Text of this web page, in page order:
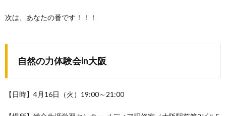
次は、あなたの番です！！！
自然の力体験会in大阪
【日時】4月16日（火）19:00～21:00